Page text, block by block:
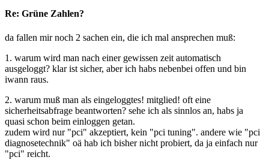
Re: Grüne Zahlen?
da fallen mir noch 2 sachen ein, die ich mal ansprechen muß:
1. warum wird man nach einer gewissen zeit automatisch
ausgeloggt? klar ist sicher, aber ich habs nebenbei offen und bin
iwann raus.
2. warum muß man als eingeloggtes! mitglied! oft eine
sicherheitsabfrage beantworten? sehe ich als sinnlos an, habs ja
quasi schon beim einloggen getan.
zudem wird nur "pci" akzeptiert, kein "pci tuning". andere wie "pci
diagnosetechnik" oä hab ich bisher nicht probiert, da ja einfach nur
"pci" reicht.